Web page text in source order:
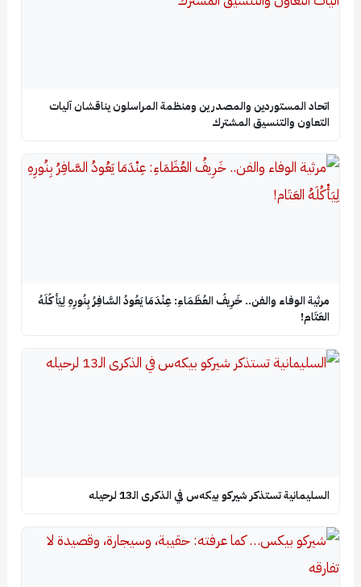
اتحاد المستوردين والمصدرين ومنظمة المراسلون يناقشان آليات
التعاون والتنسيق المشترك
​مرثية الوفاء والفن.. خَرِيفُ العُظَمَاءِ: عِنْدَمَا يَعُودُ السَّافِرُ بِنُورِهِ لِيَأْكُلَهُ
العَتَام!
السليمانية تستذكر شيركو بيكه‌س في الذكرى الـ13 لرحيله